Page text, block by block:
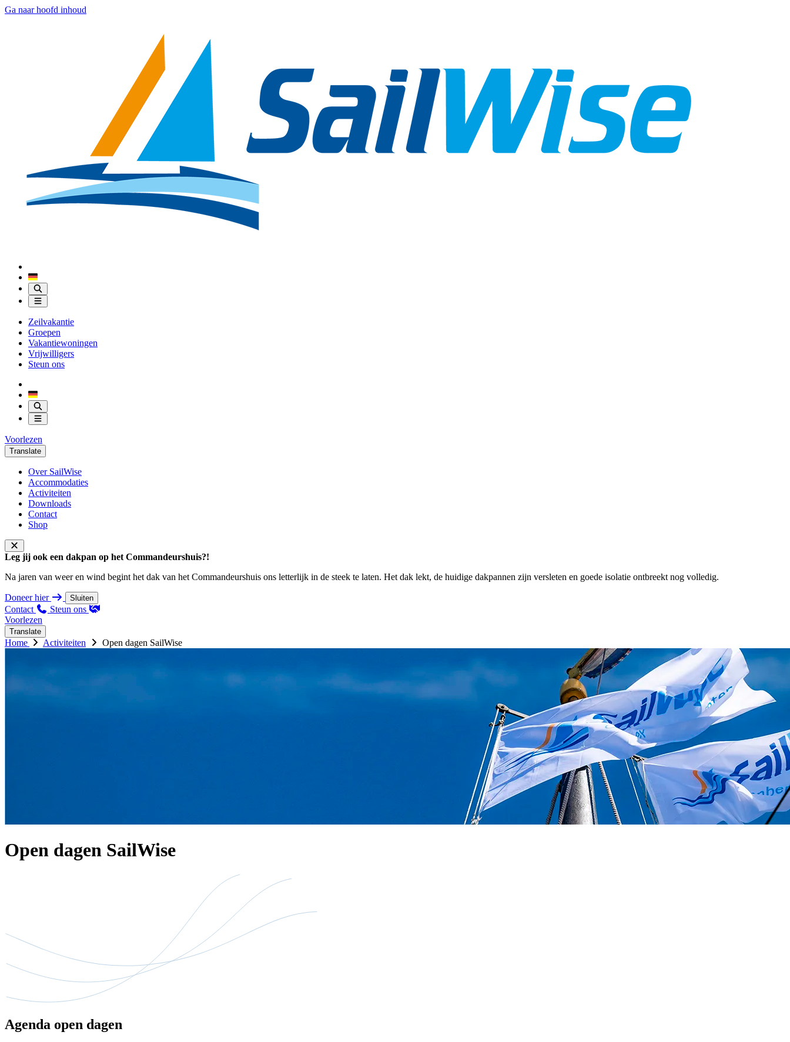
Ga naar hoofd inhoud
Zeilvakantie
Groepen
Vakantiewoningen
Vrijwilligers
Steun ons
Voorlezen
Translate
Over SailWise
Accommodaties
Activiteiten
Downloads
Contact
Shop
Leg jij ook een dakpan op het Commandeurshuis?!
Na jaren van weer en wind begint het dak van het Commandeurshuis ons letterlijk in de steek te laten. Het dak lekt, de huidige dakpannen zijn versleten en goede isolatie ontbreekt nog volledig.
Doneer hier Sluiten
Contact
Steun ons
Voorlezen
Translate
Home Activiteiten Open dagen SailWise
Open dagen SailWise
Agenda open dagen